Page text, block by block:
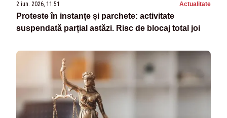
2 iun. 2026, 11:51 Actualitate
Proteste în instanțe și parchete: activitate
suspendată parțial astăzi. Risc de blocaj total joi